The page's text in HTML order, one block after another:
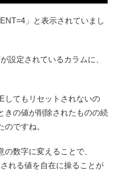
」と表示されていまし
設定されているカラムに、
してもリセットされないの
きの値が削除されたものの続
のですね。
数字に変えることで、
れる値を自在に操ることが